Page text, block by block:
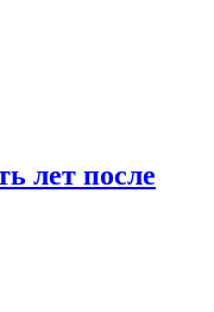
лет после